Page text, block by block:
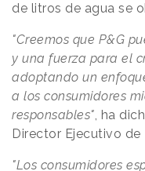
de litros de agua se
"Creemos que P&G
y una fuerza para el
adoptando un
a los consumidores
responsables", ha
Director Ejecutivo de
"Los consumidores